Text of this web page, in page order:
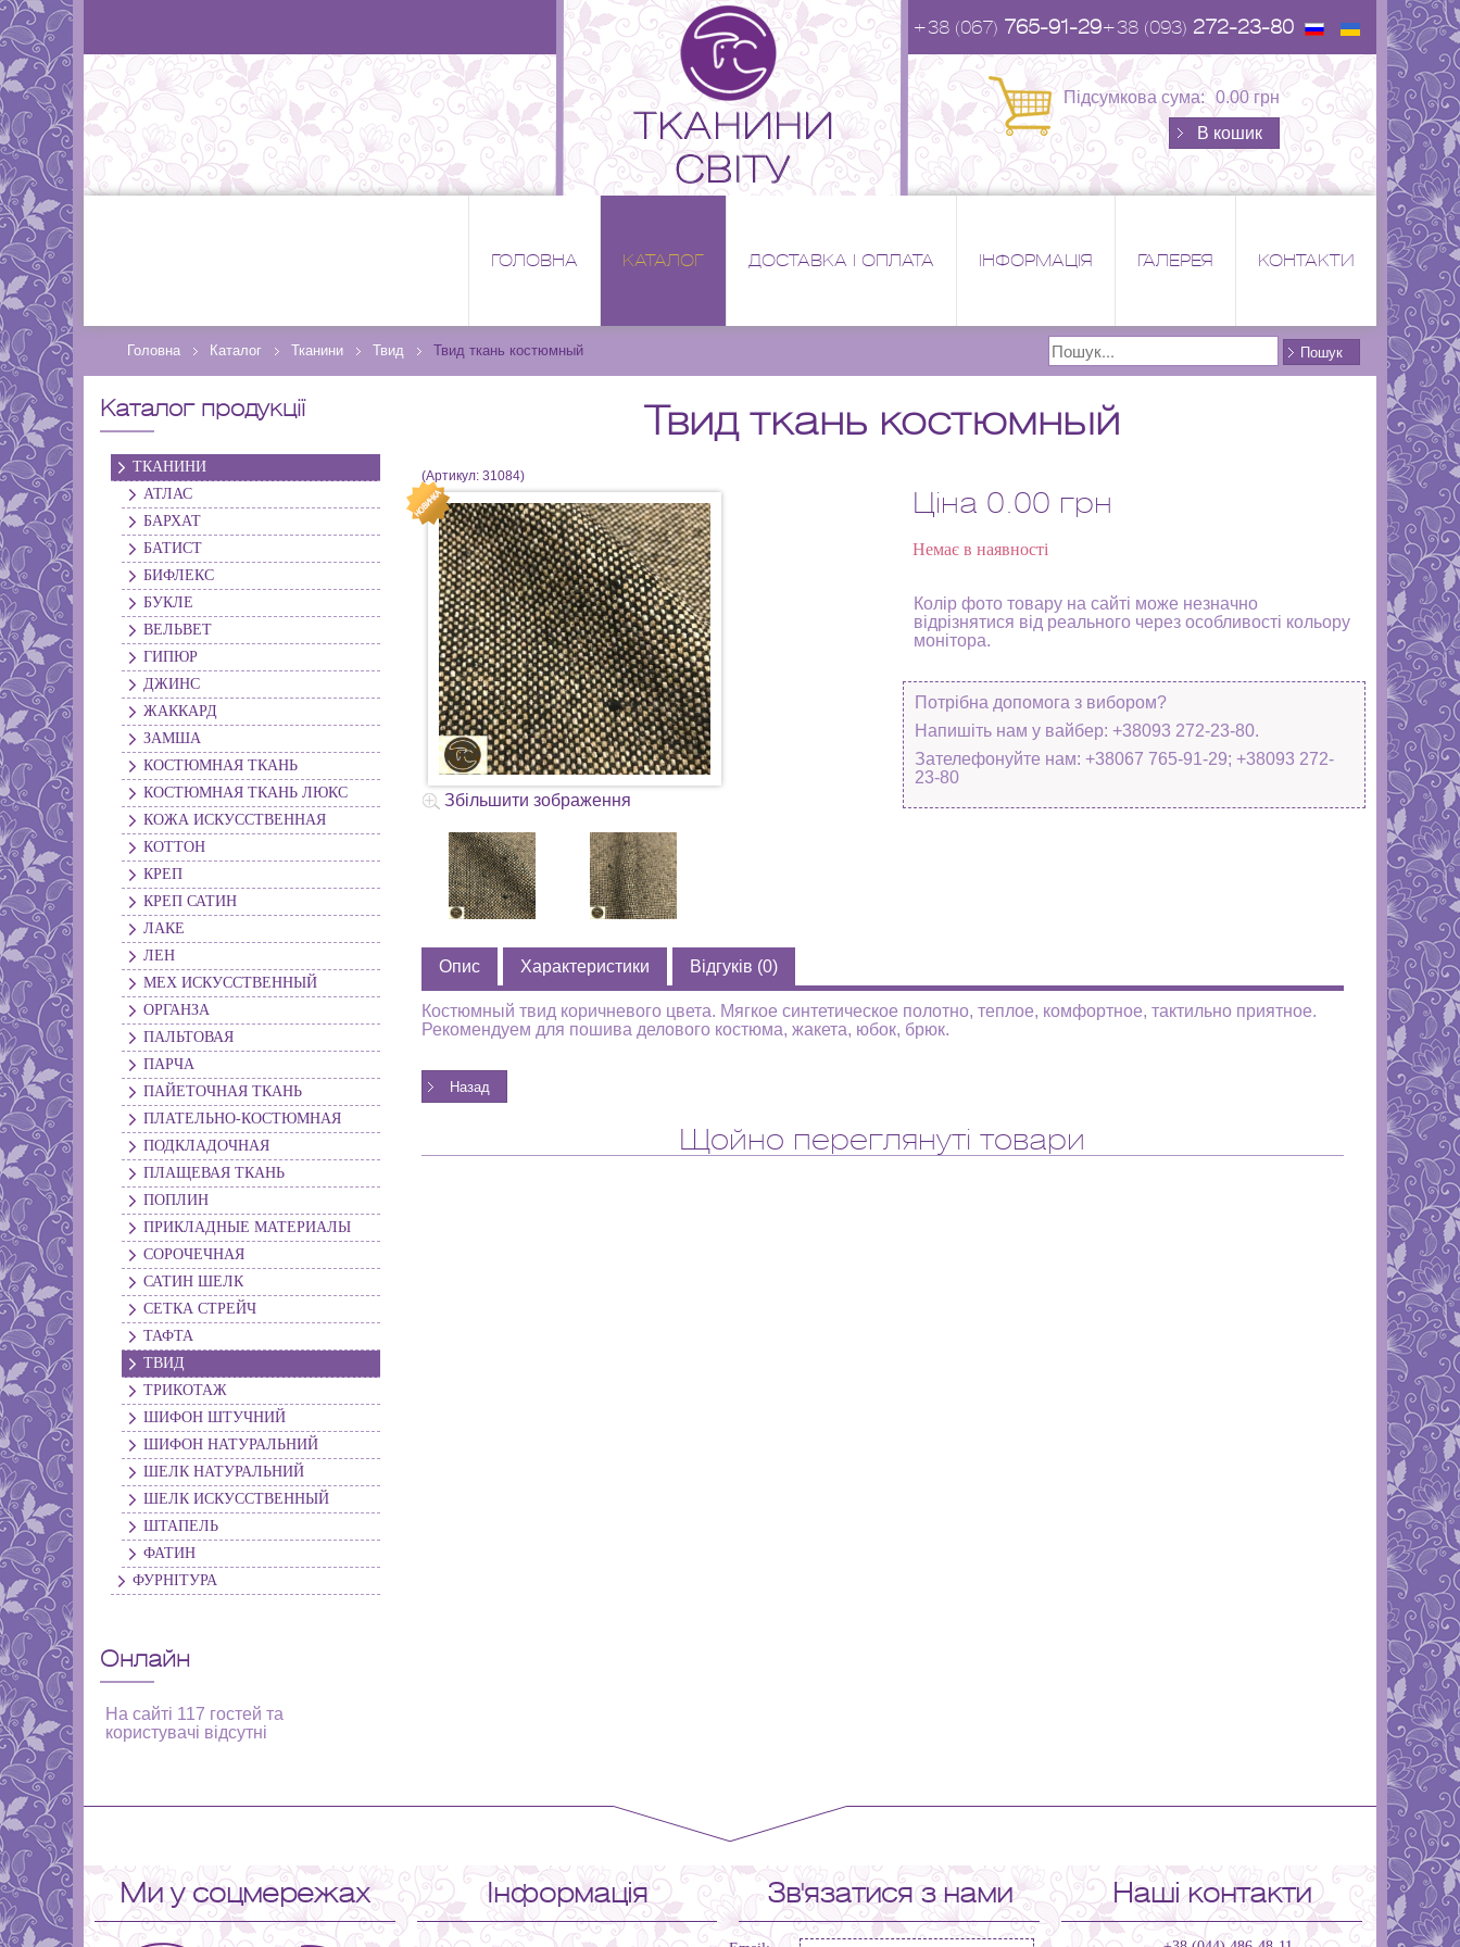
+38 (067) 765-91-29+38 (093) 272-23-80
Підсумкова сума: 0.00 грн
В кошик
ГОЛОВНА КАТАЛОГ ДОСТАВКА І ОПЛАТА ІНФОРМАЦІЯ ГАЛЕРЕЯ КОНТАКТИ
Головна Каталог Тканини Твид Твид ткань костюмный
Поиск
Пошук
Каталог продукції
ТКАНИНИ
АТЛАС
БАРХАТ
БАТИСТ
БИФЛЕКС
БУКЛЕ
ВЕЛЬВЕТ
ГИПЮР
ДЖИНС
ЖАККАРД
ЗАМША
КОСТЮМНАЯ ТКАНЬ
КОСТЮМНАЯ ТКАНЬ ЛЮКС
КОЖА ИСКУССТВЕННАЯ
КОТТОН
КРЕП
КРЕП САТИН
ЛАКЕ
ЛЕН
МЕХ ИСКУССТВЕННЫЙ
ОРГАНЗА
ПАЛЬТОВАЯ
ПАРЧА
ПАЙЕТОЧНАЯ ТКАНЬ
ПЛАТЕЛЬНО-КОСТЮМНАЯ
ПОДКЛАДОЧНАЯ
ПЛАЩЕВАЯ ТКАНЬ
ПОПЛИН
ПРИКЛАДНЫЕ МАТЕРИАЛЫ
СОРОЧЕЧНАЯ
САТИН ШЕЛК
СЕТКА СТРЕЙЧ
ТАФТА
ТВИД
ТРИКОТАЖ
ШИФОН ШТУЧНИЙ
ШИФОН НАТУРАЛЬНИЙ
ШЕЛК НАТУРАЛЬНИЙ
ШЕЛК ИСКУССТВЕННЫЙ
ШТАПЕЛЬ
ФАТИН
ФУРНІТУРА
Онлайн
На сайті 117 гостей та
користувачі відсутні
Твид ткань костюмный
(Артикул:31084)
Збільшити зображення
Ціна 0.00 грн
Немає в наявності
Колір фото товару на сайті може незначно
відрізнятися від реального через особливості кольору
монітора.
Потрібна допомога з вибором?
Напишіть нам у вайбер: +38093 272-23-80.
Зателефонуйте нам: +38067 765-91-29; +38093 272-
23-80
Опис Характеристики Відгуків (0)
Костюмный твид коричневого цвета. Мягкое синтетическое полотно, теплое, комфортное, тактильно приятное.
Рекомендуем для пошива делового костюма, жакета, юбок, брюк.
Щойно переглянуті товари
Ми у соцмережах Інформація Зв'язатися з нами Наші контакти